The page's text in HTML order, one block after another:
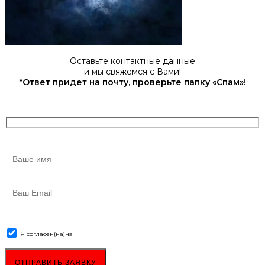
Оставьте контактные данные
и мы свяжемся с Вами!
*Ответ придет на почту, проверьте папку «Спам»!
Я согласен(на)на